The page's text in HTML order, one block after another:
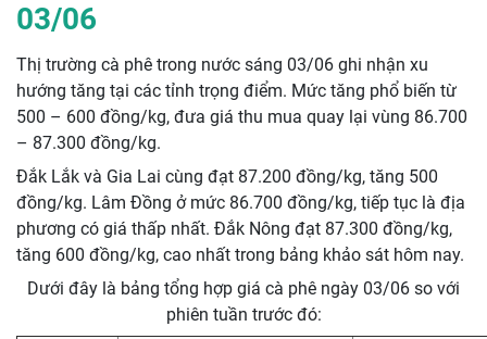
03/06
Thị trường cà phê trong nước sáng 03/06 ghi nhận xu
hướng tăng tại các tỉnh trọng điểm. Mức tăng phổ biến từ
500 – 600 đồng/kg, đưa giá thu mua quay lại vùng 86.700
– 87.300 đồng/kg.
Đắk Lắk và Gia Lai cùng đạt 87.200 đồng/kg, tăng 500
đồng/kg. Lâm Đồng ở mức 86.700 đồng/kg, tiếp tục là địa
phương có giá thấp nhất. Đắk Nông đạt 87.300 đồng/kg,
tăng 600 đồng/kg, cao nhất trong bảng khảo sát hôm nay.
Dưới đây là bảng tổng hợp giá cà phê ngày 03/06 so với
phiên tuần trước đó: